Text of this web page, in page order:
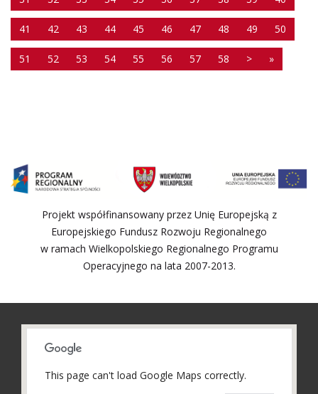
41 42 43 44 45 46 47 48 49 50
51 52 53 54 55 56 57 58 > »
Projekt współfinansowany przez Unię Europejską z
Europejskiego Fundusz Rozwoju Regionalnego
w ramach Wielkopolskiego Regionalnego Programu
Operacyjnego na lata 2007-2013.
This page can't load Google Maps correctly.